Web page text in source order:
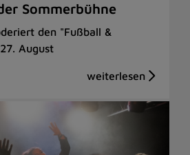
Sommerbühne
den "Fußball &
August